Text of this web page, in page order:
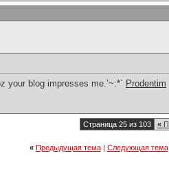
your blog impresses me.’~:*` Prodentim
Страница 25 из 103 «
« Предыдущая тема| Следующая тема